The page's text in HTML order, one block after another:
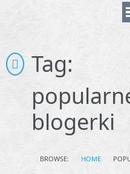
Home
About
Contact
Tag:
blogerki
BROWSE: HOME